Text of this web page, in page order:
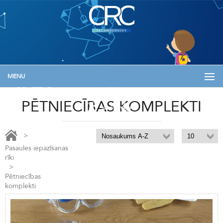
Ienākt
MENU
PĒTNIECĪBAS KOMPLEKTI
>
Pasaules iepazīšanas
rīki
>
Pētniecības
komplekti